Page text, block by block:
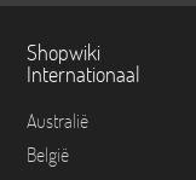
Shopwiki
Internationaal
Australië
België